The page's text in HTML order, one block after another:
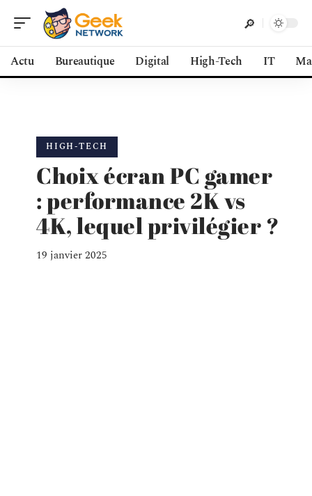
Actu Bureautique Digital High-Tech IT
HIGH-TECH
Choix écran PC gamer
: performance 2K vs
4K, lequel privilégier ?
19 janvier 2025